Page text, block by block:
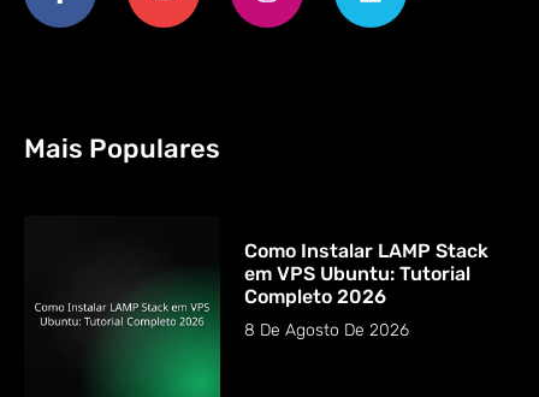
Mais Populares
Como Instalar LAMP Stack
em VPS Ubuntu: Tutorial
Completo 2026
8 De Agosto De 2026